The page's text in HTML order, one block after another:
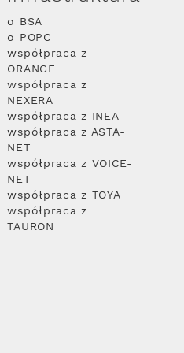
o BSA
o POPC
współpraca z
ORANGE
współpraca z
NEXERA
współpraca z INEA
współpraca z ASTA-
NET
współpraca z VOICE-
NET
współpraca z TOYA
współpraca z
TAURON